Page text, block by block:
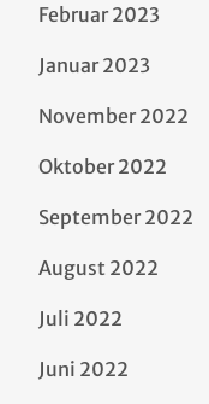
Februar 2023
Januar 2023
November 2022
Oktober 2022
September 2022
August 2022
Juli 2022
Juni 2022